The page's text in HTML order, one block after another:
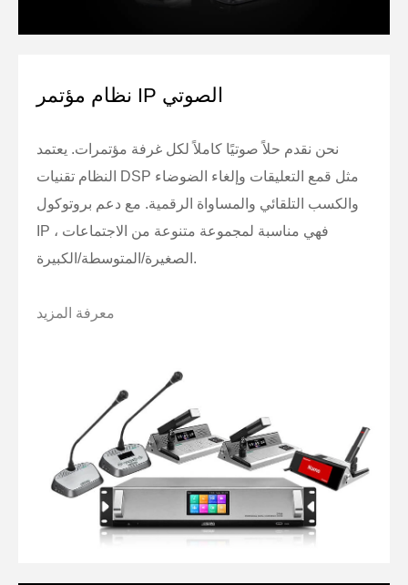
نظام مؤتمر IP الصوتي
نحن نقدم حلاً صوتيًا كاملاً لكل غرفة مؤتمرات. يعتمد
النظام تقنيات DSP مثل قمع التعليقات وإلغاء الضوضاء
والكسب التلقائي والمساواة الرقمية. مع دعم بروتوكول
IP ، فهي مناسبة لمجموعة متنوعة من الاجتماعات
الصغيرة/المتوسطة/الكبيرة.
معرفة المزيد